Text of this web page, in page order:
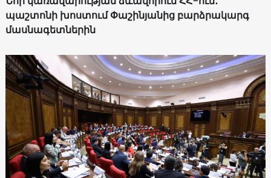
պաշտոնի խոստում Փաշինյանից բարձրակարգ
մասնագետներին